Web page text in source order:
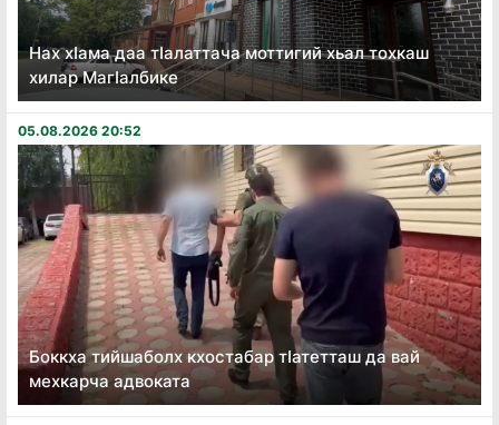
Нах хӏама даа тӏалаттача моттигий хьал тохкаш
хилар Магӏалбике
05.08.2026 20:52
Боккха тийшаболх кхостабар тӏатетташ да вай
мехкарча адвоката